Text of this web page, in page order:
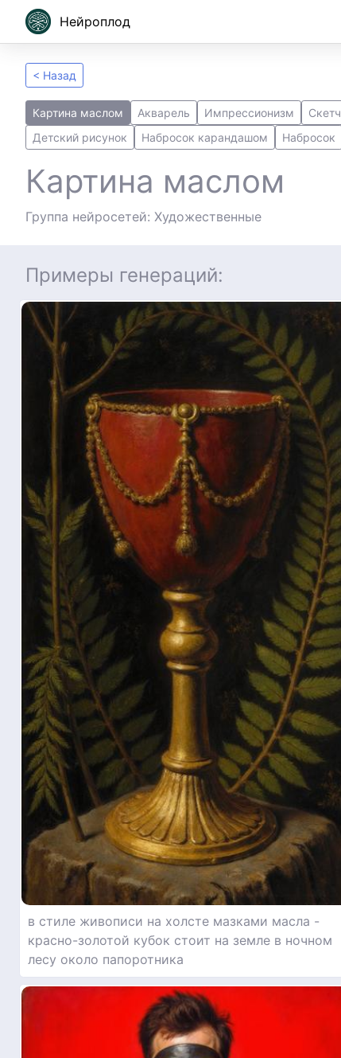
Нейроплод
< Назад
Картина маслом Акварель Импрессионизм Скетч
Детский рисунок
Набросок карандашом Набросок
Картина маслом
Группа нейросетей: Художественные
Примеры генераций:
в стиле живописи на холсте мазками масла -
красно-золотой кубок стоит на земле в ночном
лесу около папоротника